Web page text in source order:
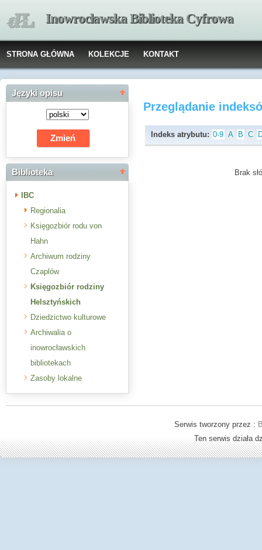
Inowrocławska Biblioteka Cyfrowa
STRONA GŁÓWNA KOLEKCJE KONTAKT
Języki opisu
Biblioteka
IBC
Regionalia
Księgozbiór rodu von
Hahn
Archiwum rodziny
Czaplów
Księgozbiór rodziny
Helsztyńskich
Dziedzictwo kulturowe
Archiwalia o
inowrocławskich
bibliotekach
Zasoby lokalne
Przeglądanie
Indeks atrybutu: 0-9 A B C
Brak
Serwis tworzony przez :
Ten serwis działa